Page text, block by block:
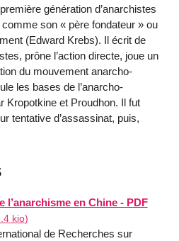
génération d’anarchistes
son « père fondateur » ou
(Edward Krebs). Il écrit de
prône l’action directe, joue un
du mouvement anarcho-
les bases de l’anarcho-
Kropotkine et Proudhon. Il fut
tentative d’assassinat, puis,
l’anarchisme en Chine - PDF
kio)
de Recherches sur